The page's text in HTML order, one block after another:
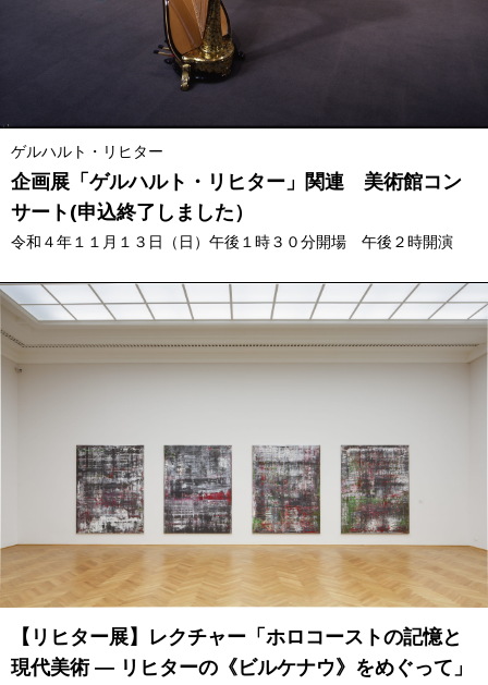
ゲルハルト・リヒター
企画展「ゲルハルト・リヒター」関連 美術館コン
サート(申込終了しました）
令和４年１１月１３日（日）午後１時３０分開場 午後２時開演
【リヒター展】レクチャー「ホロコーストの記憶と
現代美術 ― リヒターの《ビルケナウ》をめぐって」